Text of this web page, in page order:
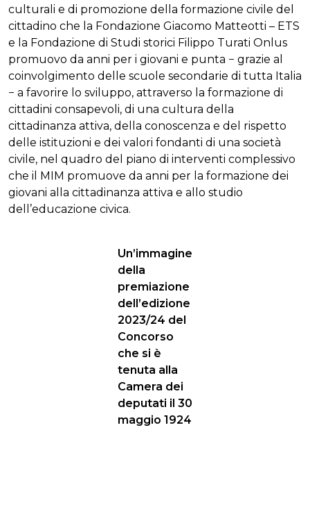
culturali e di promozione della formazione civile del
cittadino che la Fondazione Giacomo Matteotti – ETS
e la Fondazione di Studi storici Filippo Turati Onlus
promuovo da anni per i giovani e punta − grazie al
coinvolgimento delle scuole secondarie di tutta Italia
− a favorire lo sviluppo, attraverso la formazione di
cittadini consapevoli, di una cultura della
cittadinanza attiva, della conoscenza e del rispetto
delle istituzioni e dei valori fondanti di una società
civile, nel quadro del piano di interventi complessivo
che il MIM promuove da anni per la formazione dei
giovani alla cittadinanza attiva e allo studio
dell’educazione civica.
Un’immagine
della
premiazione
dell’edizione
2023/24 del
Concorso
che si è
tenuta alla
Camera dei
deputati il 30
maggio 1924